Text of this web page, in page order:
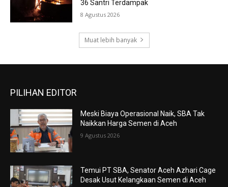
36 Santri Terdampak
8 Agustus 2026
Muat lebih banyak
PILIHAN EDITOR
Meski Biaya Operasional Naik, SBA Tak
Naikkan Harga Semen di Aceh
9 Agustus 2026
Temui PT SBA, Senator Aceh Azhari Cage
Desak Usut Kelangkaan Semen di Aceh